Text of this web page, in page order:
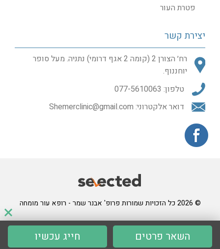
השאר פרטים חייג עכשיו
פטרת העור
יצירת קשר
רח׳ הצורן 2 (קומה 2 אגף דרומי) נתניה. מעל סופר
יוחננוף.
טלפון: 077-5610063
דואר אלקטרוני: Shemerclinic@gmail.com
© 2026 כל הזכויות שמורות פרופ' אבנר שמר - רופא עור מומחה